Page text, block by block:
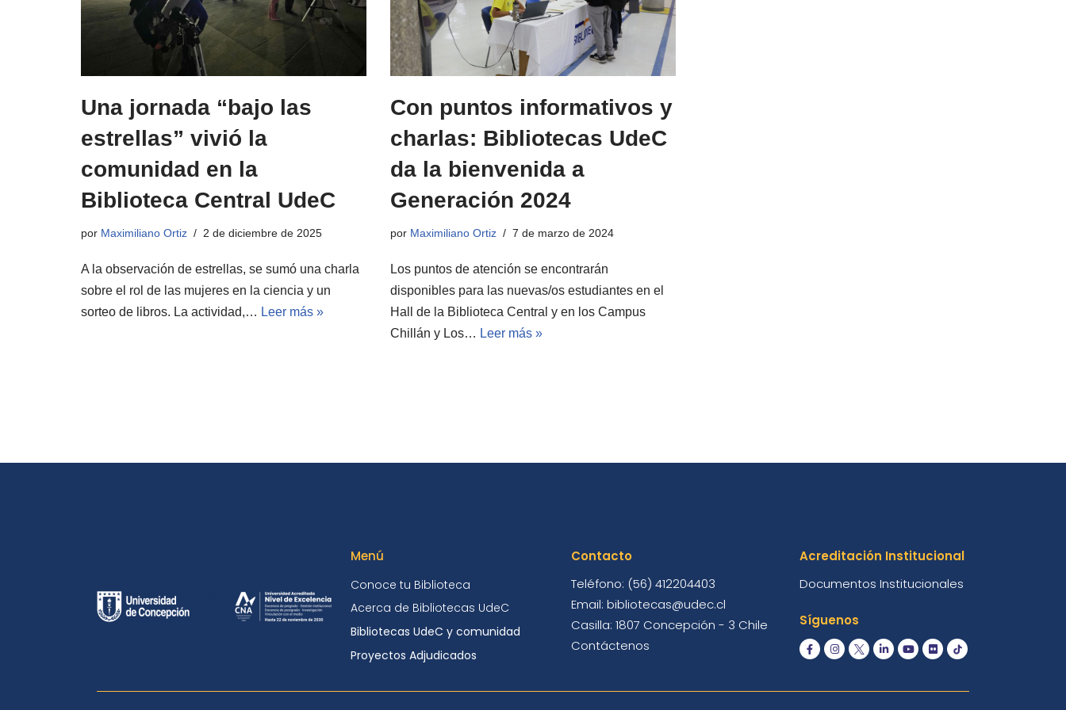
Una jornada “bajo las
estrellas” vivió la
comunidad en la
Biblioteca Central UdeC
por Maximiliano Ortiz 2 de diciembre de 2025
A la observación de estrellas, se sumó una charla
sobre el rol de las mujeres en la ciencia y un
sorteo de libros. La actividad,… Leer más »
Con puntos informativos y
charlas: Bibliotecas UdeC
da la bienvenida a
Generación 2024
por Maximiliano Ortiz 7 de marzo de 2024
Los puntos de atención se encontrarán
disponibles para las nuevas/os estudiantes en el
Hall de la Biblioteca Central y en los Campus
Chillán y Los… Leer más »
Menú
Conoce tu Biblioteca
Acerca de Bibliotecas UdeC
Bibliotecas UdeC y comunidad
Proyectos Adjudicados
Contacto
Teléfono: (56) 412204403
Email: bibliotecas@udec.cl
Casilla: 1807 Concepción - 3 Chile
Contáctenos
Acreditación Institucional
Documentos Institucionales
Síguenos